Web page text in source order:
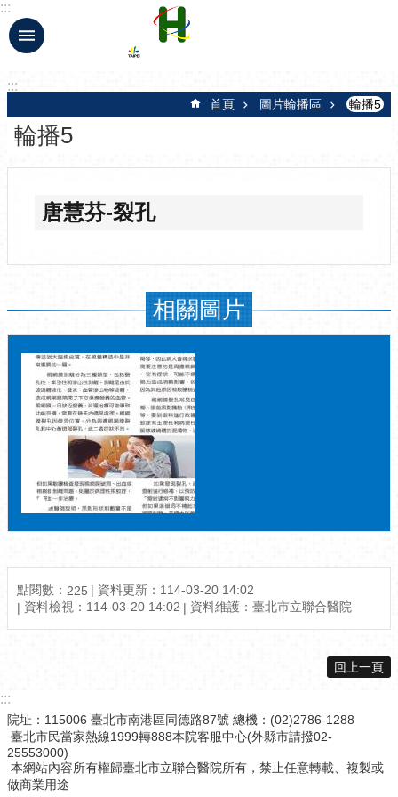
跳到主要內容區塊
:::
:::
首頁 圖片輪播區 輪播5
輪播5
唐慧芬-裂孔
相關圖片
點閱數： 225
資料更新：114-03-20 14:02
資料檢視：114-03-20 14:02
資料維護：臺北市立聯合醫院
回上一頁
:::
院址：115006 臺北市南港區同德路87號 總機：(02)2786-1288
臺北市民當家熱線1999轉888本院客服中心(外縣市請撥02-
25553000)
本網站內容所有權歸臺北市立聯合醫院所有，禁止任意轉載、複製或
做商業用途